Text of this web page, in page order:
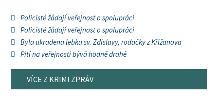
Policisté žádají veřejnost o spolupráci
Policisté žádají veřejnost o spolupráci
Byla ukradena lebka sv. Zdislavy, rodačky z Křižanova
Pití na veřejnosti bývá hodně drahé
VÍCE Z KRIMI ZPRÁV